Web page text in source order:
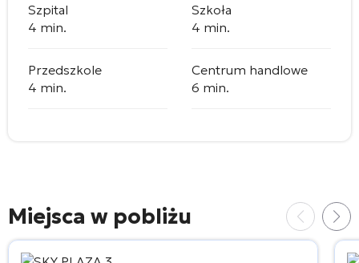
Szpital
4 min.
Szkoła
4 min.
Przedszkole
4 min.
Centrum handlowe
6 min.
Miejsca w pobliżu